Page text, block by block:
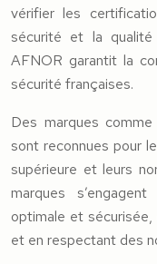
vérifier les
sécurité et la
AFNOR garantit la
sécurité françaises.
Des marques
sont reconnues pour
supérieure et leurs
marques
optimale et
et en respectant des